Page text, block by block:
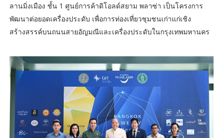
ลานมิ่งเมือง ชั้น 1 ศูนย์การค้าดิโอลด์สยาม พลาซ่า เป็นโครงการ
พัฒนาต่อยอดเครื่องประดับ เพื่อการท่องเที่ยวชุมชนเก่าแก่เชิง
สร้างสรรค์บนถนนสายอัญมณีและเครื่องประดับในกรุงเทพมหานคร